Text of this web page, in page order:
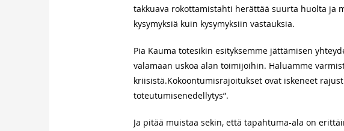
takkuava rokottamistahti herättää suurta huolta ja
kysymyksiä kuin kysymyksiin vastauksia.
Pia Kauma totesikin esityksemme jättämisen
valamaan uskoa alan toimijoihin. Haluamme
kriisistä.Kokoontumisrajoitukset ovat iskeneet
toteutumisenedellytys”.
Ja pitää muistaa sekin, että tapahtuma-ala on